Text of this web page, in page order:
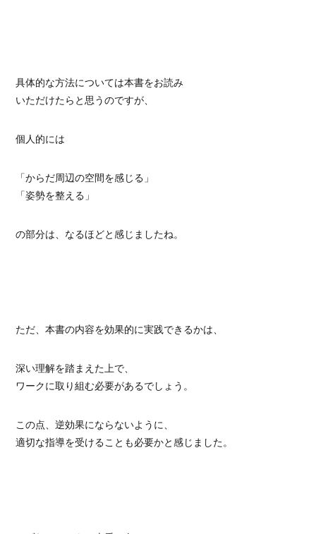
具体的な方法については本書をお読み
いただけたらと思うのですが、
個人的には
「からだ周辺の空間を感じる」
「姿勢を整える」
の部分は、なるほどと感じましたね。
ただ、本書の内容を効果的に実践できるかは、
深い理解を踏まえた上で、
ワークに取り組む必要があるでしょう。
この点、逆効果にならないように、
適切な指導を受けることも必要かと感じました。